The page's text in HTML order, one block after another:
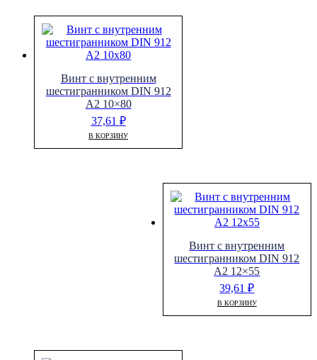
Винт с внутренним
шестигранником DIN 912
A2 10×80
37,61 ₽
В КОРЗИНУ
Винт с внутренним
шестигранником DIN 912
A2 12×55
39,61₽
В КОРЗИНУ